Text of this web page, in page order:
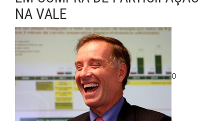
NA VALE
O